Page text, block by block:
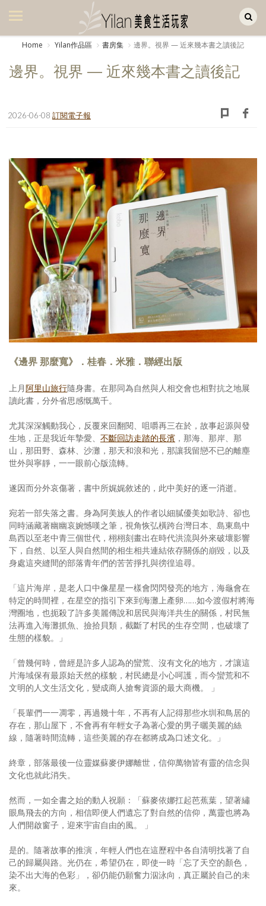
美食集
生活風
書房集
日記簿
餐桌週記
享樂隨手拍
照相簿
影音區
創意出版服務
個人著作
活動實況記錄
媒體報導一覽
Home Yilan作品區 書房集 邊界。視界 — 近來幾本書之讀後記
邊界。視界 — 近來幾本書之讀後記
2026-06-08 訂閱電子報
《邊界 那麼寬》．桂春．米雅．聯經出版
上月阿里山旅行隨身書。在那同為自然與人相交會也相對抗之地展
讀此書，分外省思感慨萬千。
尤其深深觸動我心，反覆來回翻閱、咀嚼再三在於，故事起源與發
生地，正是我近年摯愛、 不斷回訪走踏的長濱 ，那海、那岸、那
山，那田野、森林、沙灘，那天和浪和光，那讓我留戀不已的離塵
世外與寧靜，一一眼前心版流轉。
遂因而分外哀傷著，書中所娓娓敘述的，此中美好的逐一消逝。
宛若一部失落之書。身為阿美族人的作者以細膩優美如歌詩、卻也
同時涵藏著幽幽哀婉憾嘆之筆，視角恢弘橫跨台灣日本、島東島中
島西以至老中青三個世代，栩栩刻畫出在時代洪流與外來破壞影響
下，自然、以至人與自然間的相生相共連結依存關係的崩毀，以及
身處這夾縫間的部落青年們的苦苦掙扎與徬徨追尋。
「這片海岸，是老人口中像星星一樣會閃閃發亮的地方，海龜會在
特定的時間裡，在星空的指引下來到海灘上產卵……如今渡假村將海
灣圈地，也扼殺了許多美麗傳說和居民與海洋共生的關係，村民無
法再進入海灘抓魚、撿拾貝類，截斷了村民的生存空間，也破壞了
生態的樣貌。」
「曾幾何時，曾經是許多人認為的蠻荒、沒有文化的地方，才讓這
片海域保有最原始天然的樣貌，村民總是小心呵護，而今蠻荒和不
文明的人文生活文化，變成商人搶奪資源的最大商機。 」
「長輩們一一凋零，再過幾十年，不再有人記得那些水圳和鳥居的
存在，那山屋下，不會再有年輕女子為著心愛的男子曬美麗的絲
線，隨著時間流轉，這些美麗的存在都將成為口述文化。」
終章，部落最後一位靈媒蘇麥伊娜離世，信仰萬物皆有靈的信念與
文化也就此消失。
然而，一如全書之始的動人祝願：「蘇麥依娜扛起芭蕉葉，望著繡
眼鳥飛去的方向，相信即便人們遺忘了對自然的信仰，萬靈也將為
人們開啟窗子，迎來宇宙自由的風。 」
是的。隨著故事的推演，年輕人們也在這歷程中各自清明找著了自
己的歸屬與路。光仍在，希望仍在，即使一時「忘了天空的顏色，
染不出大海的色彩」，卻仍能仍願奮力泅泳向，真正屬於自己的未
來。